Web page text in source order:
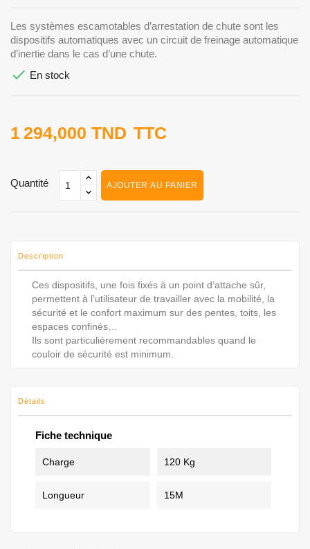
Les systèmes escamotables d’arrestation de chute sont les
dispositifs automatiques avec un circuit de freinage automatique
d’inertie dans le cas d’une chute.
 En stock
1 294,000 TND TTC
Quantité AJOUTER AU PANIER
Description
Ces dispositifs, une fois fixés à un point d’attache sûr,
permettent à l’utilisateur de travailler avec la mobilité, la
sécurité et le confort maximum sur des pentes, toits, les
espaces confinés…
Ils sont particulièrement recommandables quand le
couloir de sécurité est minimum.
Détails
Fiche technique
Charge 120 Kg
Longueur 15M